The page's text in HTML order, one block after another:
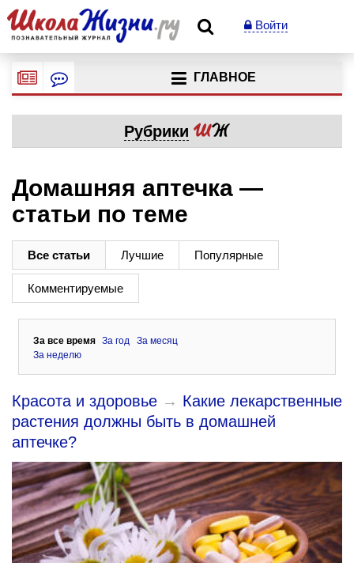
Войти
ГЛАВНОЕ
Рубрики
Домашняя аптечка —
статьи по теме
Все статьи Лучшие Популярные
Комментируемые
За все время За год
За месяц
За неделю
Красота и здоровье → Какие лекарственные
растения должны быть в домашней
аптечке?